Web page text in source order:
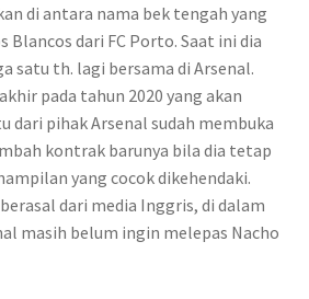
di antara nama bek tengah yang
Blancos dari FC Porto. Saat ini dia
satu th. lagi bersama di Arsenal.
pada tahun 2020 yang akan
dari pihak Arsenal sudah membuka
kontrak barunya bila dia tetap
yang cocok dikehendaki.
dari media Inggris, di dalam
masih belum ingin melepas Nacho